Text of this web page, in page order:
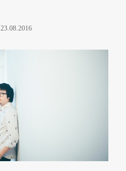
23.08.2016